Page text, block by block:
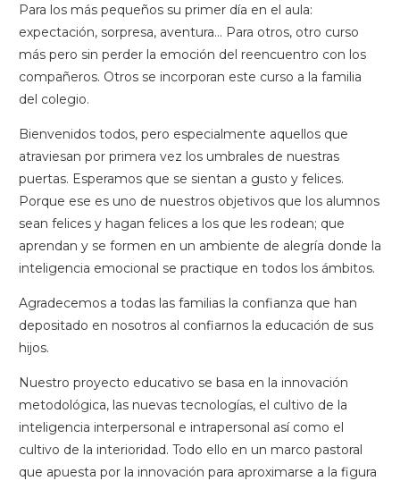
Para los más pequeños su primer día en el aula:
expectación, sorpresa, aventura… Para otros, otro curso
más pero sin perder la emoción del reencuentro con los
compañeros. Otros se incorporan este curso a la familia
del colegio.
Bienvenidos todos, pero especialmente aquellos que
atraviesan por primera vez los umbrales de nuestras
puertas. Esperamos que se sientan a gusto y felices.
Porque ese es uno de nuestros objetivos que los alumnos
sean felices y hagan felices a los que les rodean; que
aprendan y se formen en un ambiente de alegría donde la
inteligencia emocional se practique en todos los ámbitos.
Agradecemos a todas las familias la confianza que han
depositado en nosotros al confiarnos la educación de sus
hijos.
Nuestro proyecto educativo se basa en la innovación
metodológica, las nuevas tecnologías, el cultivo de la
inteligencia interpersonal e intrapersonal así como el
cultivo de la interioridad. Todo ello en un marco pastoral
que apuesta por la innovación para aproximarse a la figura